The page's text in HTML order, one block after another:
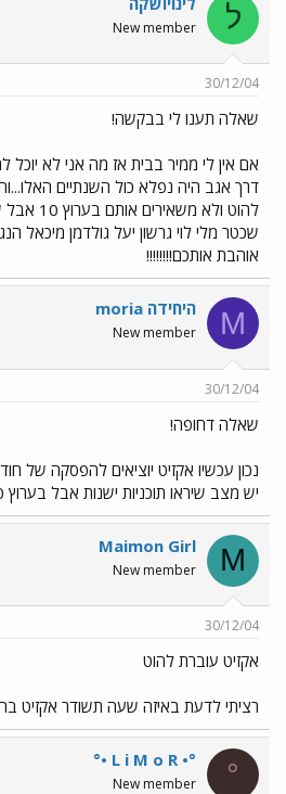
ל New member
30/12/04
שאלה תענו לי בבקשה!
אם אין לי ממיר בבית אז מה אני לא יוכל
דרך אגב היה נפלא כול השנתיים
להוט ולא
שכטר מלי לוי גרשון יעל גולדמן מיכאל
אוהבת אותכם!!!!!!!!
M moria היחידה
New member
30/12/04
שאלה דחופה!
נכון עכשיו אקזיט יוציאים להפסקה של
יש מצב שיראו תוכניות ישנות אבל בערוץ 10? כי אין לי הוט...
M
Maimon Girl
New member
30/12/04
אקזיט עוברת להוט
רציתי לדעת באיזה שעה תשודר אקזיט
°
°• L i M o R •°
New member